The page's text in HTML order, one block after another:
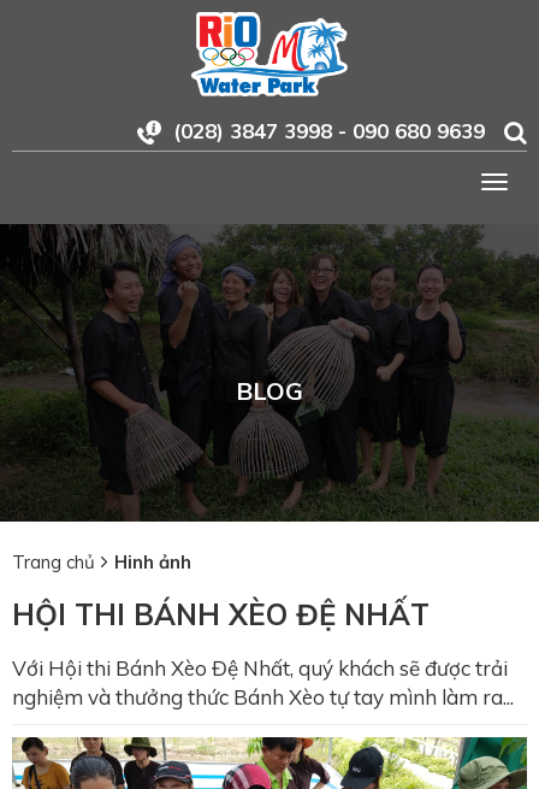
(028) 3847 3998 - 090 680 9639
BLOG
Trang chủ Hinh ảnh
HỘI THI BÁNH XÈO ĐỆ NHẤT
Với Hội thi Bánh Xèo Đệ Nhất, quý khách sẽ được trải
nghiệm và thưởng thức Bánh Xèo tự tay mình làm ra...